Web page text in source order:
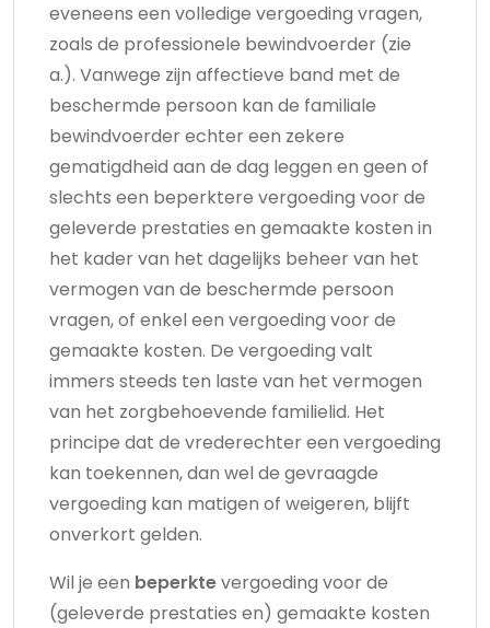
eveneens een volledige vergoeding vragen,
zoals de professionele bewindvoerder (zie
a.). Vanwege zijn affectieve band met de
beschermde persoon kan de familiale
bewindvoerder echter een zekere
gematigdheid aan de dag leggen en geen of
slechts een beperktere vergoeding voor de
geleverde prestaties en gemaakte kosten in
het kader van het dagelijks beheer van het
vermogen van de beschermde persoon
vragen, of enkel een vergoeding voor de
gemaakte kosten. De vergoeding valt
immers steeds ten laste van het vermogen
van het zorgbehoevende familielid. Het
principe dat de vrederechter een vergoeding
kan toekennen, dan wel de gevraagde
vergoeding kan matigen of weigeren, blijft
onverkort gelden.
Wil je een beperktevergoeding voor de
(geleverde prestaties en) gemaakte kosten